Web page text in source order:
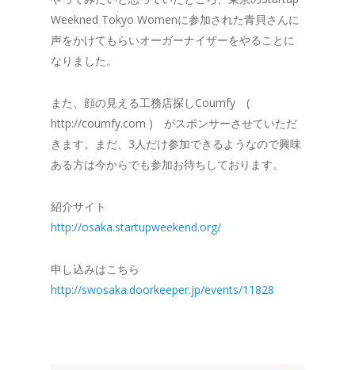
Weekned Tokyo Womenに参加された青貝さんに
声をかけてもらいオーガーナイザーをやることに
なりました。
また、顔の見える工務店探しCoumfy (
http://coumfy.com ) がスポンサーさせていただ
きます。まだ、3人だけ参加できるようなので興味
ある方は今からでも参加お待ちしております。
紹介サイト
http://osaka.startupweekend.org/
申し込みはこちら
http://swosaka.doorkeeper.jp/events/11828